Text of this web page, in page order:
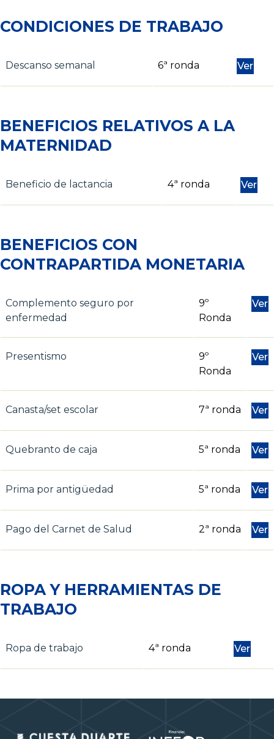
CONDICIONES DE TRABAJO
Descanso semanal 6ª ronda Ver
BENEFICIOS RELATIVOS A LA
MATERNIDAD
Beneficio de lactancia 4ª ronda Ver
BENEFICIOS CON
CONTRAPARTIDA MONETARIA
Complemento seguro por
enfermedad
9º
Ronda
Ver
Presentismo
9º
Ronda
Ver
Canasta/set escolar 7ª ronda Ver
Quebranto de caja 5ª ronda Ver
Prima por antigüedad 5ª ronda Ver
Pago del Carnet de Salud 2ª ronda Ver
ROPA Y HERRAMIENTAS DE
TRABAJO
Ropa de trabajo 4ª ronda Ver